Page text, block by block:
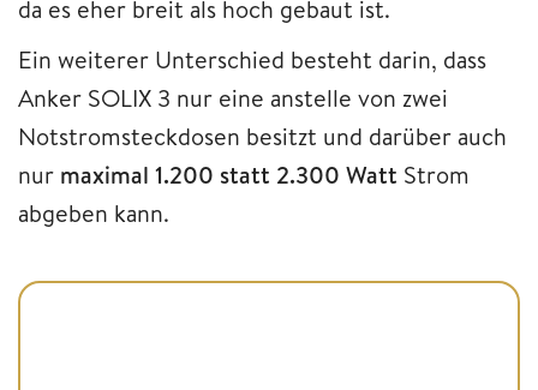
da es eher breit als hoch gebaut ist.
Ein weiterer Unterschied besteht darin, dass
Anker SOLIX 3 nur eine anstelle von zwei
Notstromsteckdosen besitzt und darüber auch
nur maximal 1.200 statt 2.300 Watt Strom
abgeben kann.